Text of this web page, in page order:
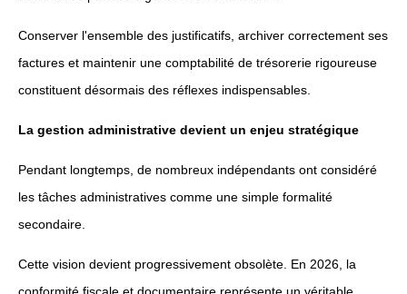
Conserver l'ensemble des justificatifs, archiver correctement ses
factures et maintenir une comptabilité de trésorerie rigoureuse
constituent désormais des réflexes indispensables.
La gestion administrative devient un enjeu stratégique
Pendant longtemps, de nombreux indépendants ont considéré
les tâches administratives comme une simple formalité
secondaire.
Cette vision devient progressivement obsolète. En 2026, la